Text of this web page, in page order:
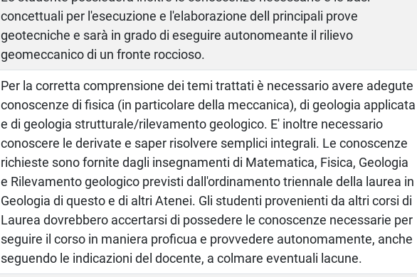
concettuali per l'esecuzione e l'elaborazione dell principali prove
geotecniche e sarà in grado di eseguire autonomeante il rilievo
geomeccanico di un fronte roccioso.
Per la corretta comprensione dei temi trattati è necessario avere adegute
conoscenze di fisica (in particolare della meccanica), di geologia applicata
e di geologia strutturale/rilevamento geologico. E' inoltre necessario
conoscere le derivate e saper risolvere semplici integrali. Le conoscenze
richieste sono fornite dagli insegnamenti di Matematica, Fisica, Geologia
e Rilevamento geologico previsti dall'ordinamento triennale della laurea in
Geologia di questo e di altri Atenei. Gli studenti provenienti da altri corsi di
Laurea dovrebbero accertarsi di possedere le conoscenze necessarie per
seguire il corso in maniera proficua e provvedere autonomamente, anche
seguendo le indicazioni del docente, a colmare eventuali lacune.